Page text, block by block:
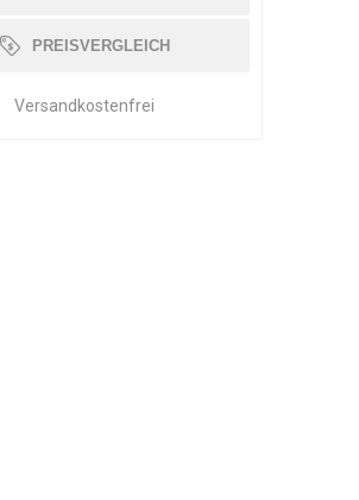
PREISVERGLEICH
Versandkostenfrei